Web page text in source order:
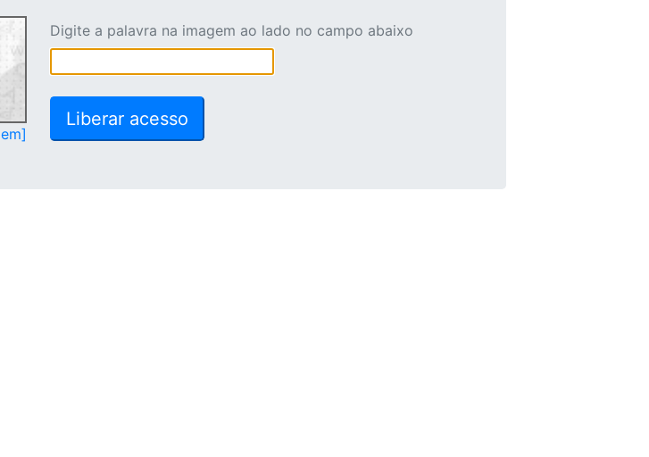
Digite a palavra na imagem ao lado no campo abaixo